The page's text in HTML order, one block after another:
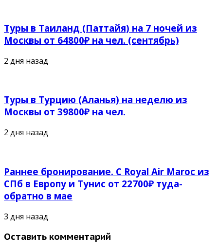
Туры в Таиланд (Паттайя) на 7 ночей из
Москвы от 64800₽ на чел. (сентябрь)
2 дня назад
Туры в Турцию (Аланья) на неделю из
Москвы от 39800₽ на чел.
2 дня назад
Раннее бронирование. С Royal Air Maroc из
СПб в Европу и Тунис от 22700₽ туда-
обратно в мае
3 дня назад
Оставить комментарий